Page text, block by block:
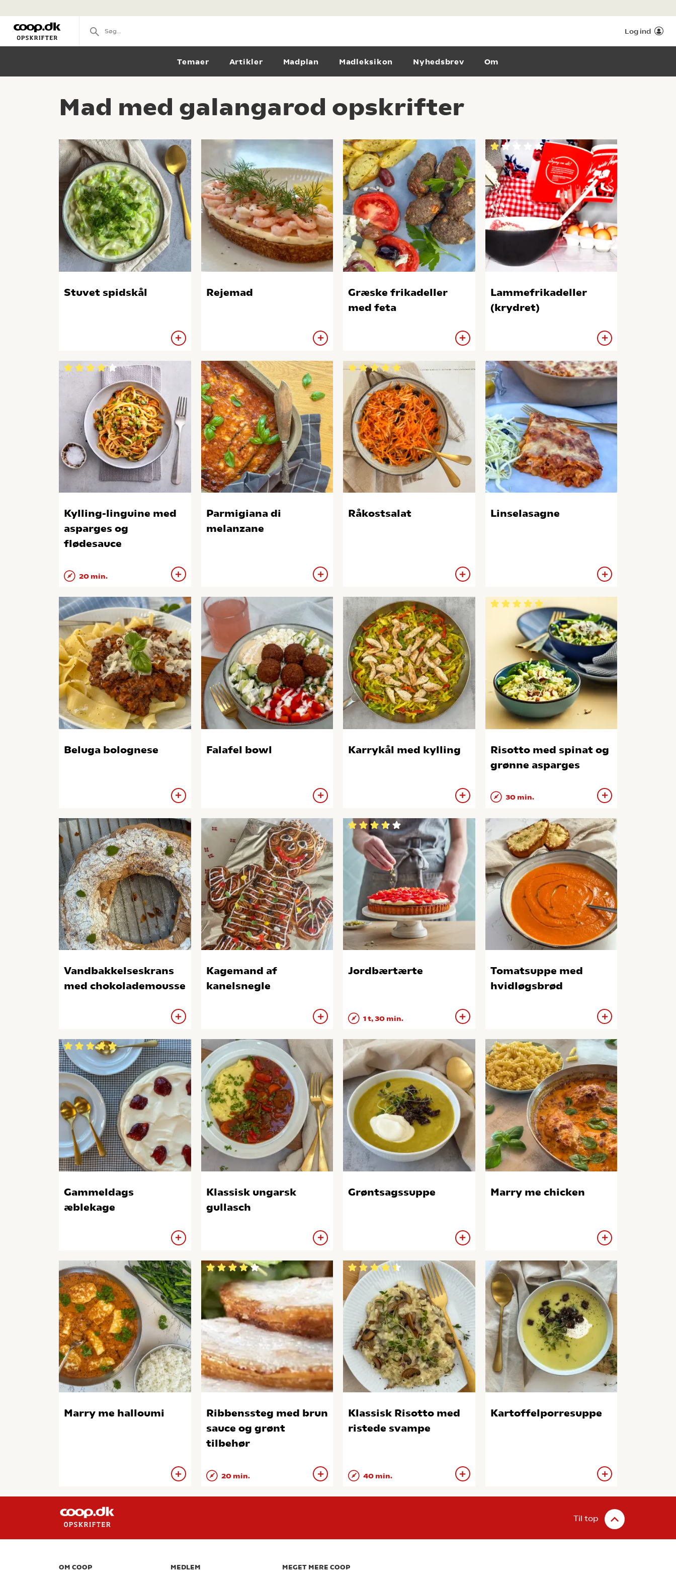
Log ind
Temaer Artikler Madplan Madleksikon Nyhedsbrev Om
Mad med galangarod opskrifter
Stuvet spidskål Rejemad
Græske frikadeller
med feta
Lammefrikadeller
(krydret)
Kylling-linguine med
asparges og
flødesauce
20 min.
Parmigiana di
melanzane
Råkostsalat Linselasagne
Beluga bolognese Falafel bowl Karrykål med kylling
Risotto med spinat og
grønne asparges
30 min.
Vandbakkelseskrans
med chokolademousse
Kagemand af
kanelsnegle
Jordbærtærte
1 t, 30 min.
Tomatsuppe med
hvidløgsbrød
Gammeldags
æblekage
Klassisk ungarsk
gullasch
Grøntsagssuppe Marry me chicken
Marry me halloumi
Ribbenssteg med brun
sauce og grønt
tilbehør
20 min.
Klassisk Risotto med
ristede svampe
40 min.
Kartoffelporresuppe
Til top
OM COOP MEDLEM MEGET MERE COOP